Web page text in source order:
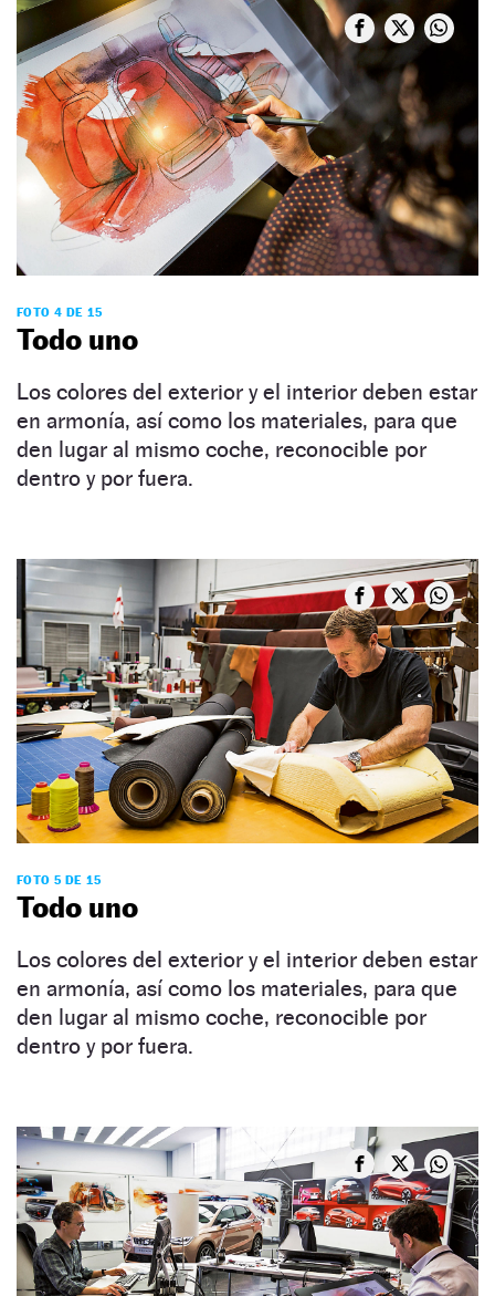
FOTO 4 DE 15
Todo uno
Los colores del exterior y el interior deben estar
en armonía, así como los materiales, para que
den lugar al mismo coche, reconocible por
dentro y por fuera.
FOTO 5 DE 15
Todo uno
Los colores del exterior y el interior deben estar
en armonía, así como los materiales, para que
den lugar al mismo coche, reconocible por
dentro y por fuera.